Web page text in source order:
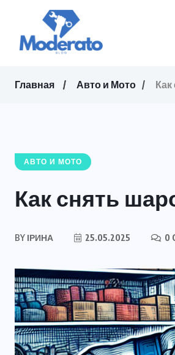
Главная Авто и Мото
АВТО И МОТО
Как снять
BY ІРИНА 25.05.2025 0